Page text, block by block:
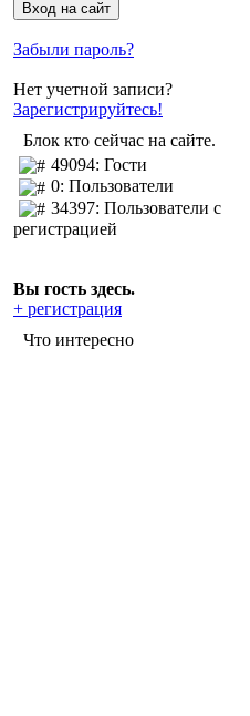
Забыли пароль?
Нет учетной записи?
Зарегистрируйтесь!
Блок кто сейчас на сайте.
49094: Гости
0: Пользователи
34397: Пользователи с
регистрацией
Вы гость здесь.
+ регистрация
Что интересно